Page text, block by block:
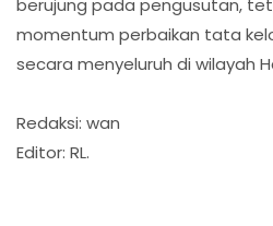
berujung pada pengusutan,
momentum perbaikan tata
secara menyeluruh di wilayah
Redaksi: wan
Editor: RL.